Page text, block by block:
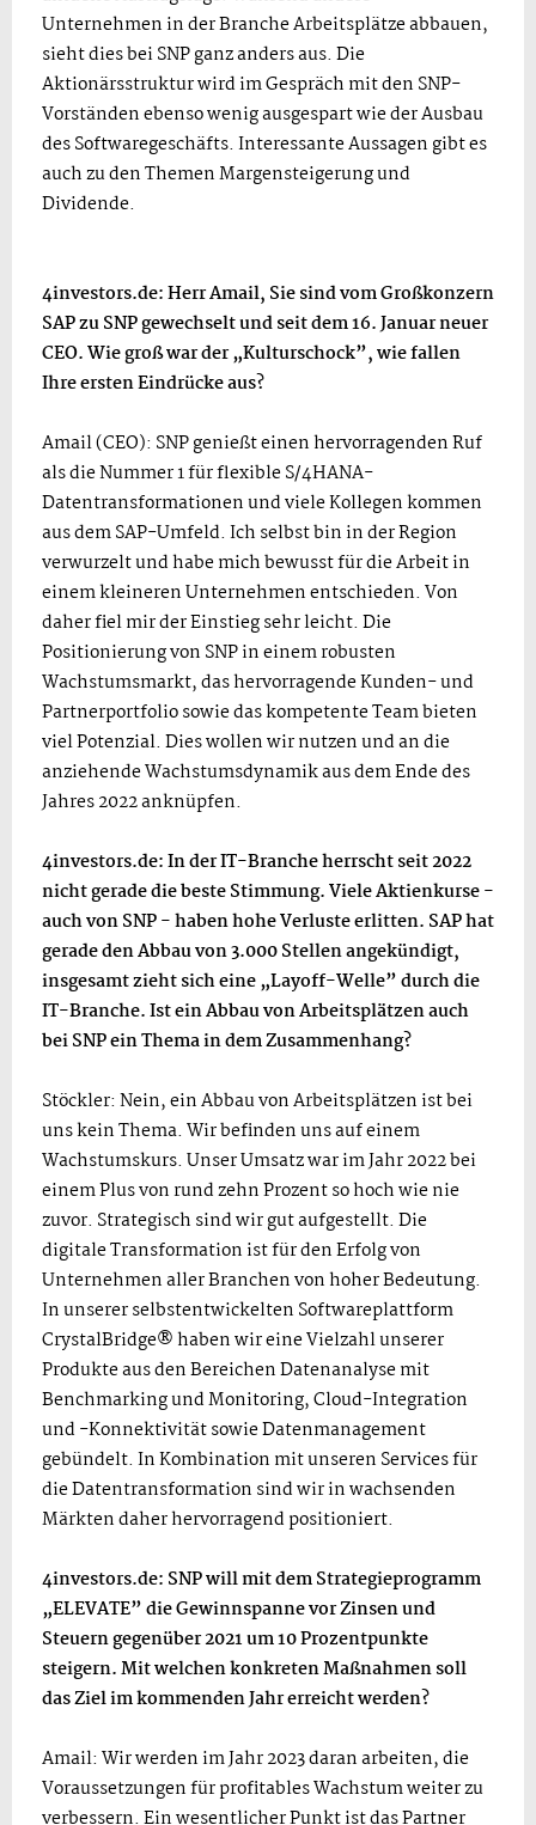
Unternehmen in der Branche Arbeitsplätze abbauen,
sieht dies bei SNP ganz anders aus. Die
Aktionärsstruktur wird im Gespräch mit den SNP-
Vorständen ebenso wenig ausgespart wie der Ausbau
des Softwaregeschäfts. Interessante Aussagen gibt es
auch zu den Themen Margensteigerung und
Dividende.
4investors.de: Herr Amail, Sie sind vom Großkonzern
SAP zu SNP gewechselt und seit dem 16. Januar neuer
CEO. Wie groß war der „Kulturschock”, wie fallen
Ihre ersten Eindrücke aus?
Amail (CEO): SNP genießt einen hervorragenden Ruf
als die Nummer 1 für flexible S/4HANA-
Datentransformationen und viele Kollegen kommen
aus dem SAP-Umfeld. Ich selbst bin in der Region
verwurzelt und habe mich bewusst für die Arbeit in
einem kleineren Unternehmen entschieden. Von
daher fiel mir der Einstieg sehr leicht. Die
Positionierung von SNP in einem robusten
Wachstumsmarkt, das hervorragende Kunden- und
Partnerportfolio sowie das kompetente Team bieten
viel Potenzial. Dies wollen wir nutzen und an die
anziehende Wachstumsdynamik aus dem Ende des
Jahres 2022 anknüpfen.
4investors.de: In der IT-Branche herrscht seit 2022
nicht gerade die beste Stimmung. Viele Aktienkurse -
auch von SNP - haben hohe Verluste erlitten. SAP hat
gerade den Abbau von 3.000 Stellen angekündigt,
insgesamt zieht sich eine „Layoff-Welle” durch die
IT-Branche. Ist ein Abbau von Arbeitsplätzen auch
bei SNP ein Thema in dem Zusammenhang?
Stöckler: Nein, ein Abbau von Arbeitsplätzen ist bei
uns kein Thema. Wir befinden uns auf einem
Wachstumskurs. Unser Umsatz war im Jahr 2022 bei
einem Plus von rund zehn Prozent so hoch wie nie
zuvor. Strategisch sind wir gut aufgestellt. Die
digitale Transformation ist für den Erfolg von
Unternehmen aller Branchen von hoher Bedeutung.
In unserer selbstentwickelten Softwareplattform
CrystalBridge® haben wir eine Vielzahl unserer
Produkte aus den Bereichen Datenanalyse mit
Benchmarking und Monitoring, Cloud-Integration
und -Konnektivität sowie Datenmanagement
gebündelt. In Kombination mit unseren Services für
die Datentransformation sind wir in wachsenden
Märkten daher hervorragend positioniert.
4investors.de: SNP will mit dem Strategieprogramm
„ELEVATE” die Gewinnspanne vor Zinsen und
Steuern gegenüber 2021 um 10 Prozentpunkte
steigern. Mit welchen konkreten Maßnahmen soll
das Ziel im kommenden Jahr erreicht werden?
Amail: Wir werden im Jahr 2023 daran arbeiten, die
Voraussetzungen für profitables Wachstum weiter zu
verbessern. Ein wesentlicher Punkt ist das Partner